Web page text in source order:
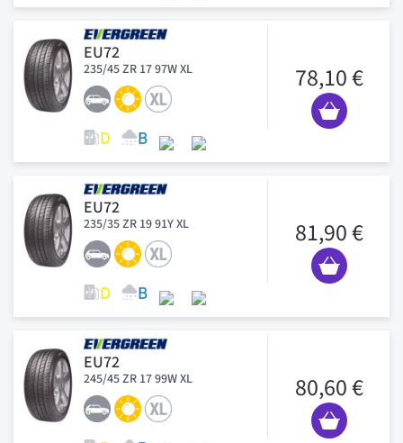
EU72
235/45 ZR 17 97W XL 78,10 €
EU72
235/35 ZR 19 91Y XL 81,90 €
EU72
245/45 ZR 17 99W XL 80,60 €